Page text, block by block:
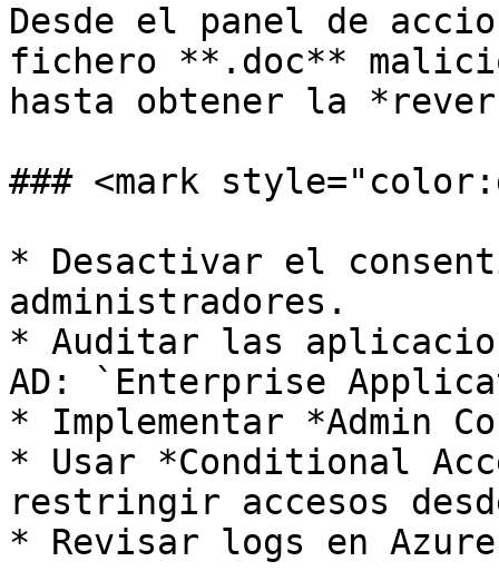
Desde el panel de
fichero **.doc**
hasta obtener la
### <mark
* Desactivar el
administradores.
* Auditar las
AD: `Enterprise
* Implementar *Admin
* Usar *Conditional
restringir accesos